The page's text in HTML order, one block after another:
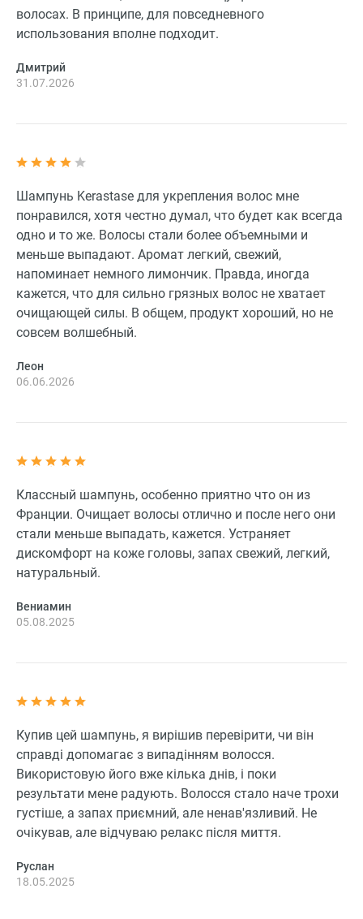
волосах. В принципе, для повседневного
использования вполне подходит.
Дмитрий
31.07.2026
Шампунь Kerastase для укрепления волос мне
понравился, хотя честно думал, что будет как всегда
одно и то же. Волосы стали более объемными и
меньше выпадают. Аромат легкий, свежий,
напоминает немного лимончик. Правда, иногда
кажется, что для сильно грязных волос не хватает
очищающей силы. В общем, продукт хороший, но не
совсем волшебный.
Леон
06.06.2026
Классный шампунь, особенно приятно что он из
Франции. Очищает волосы отлично и после него они
стали меньше выпадать, кажется. Устраняет
дискомфорт на коже головы, запах свежий, легкий,
натуральный.
Вениамин
05.08.2025
Купив цей шампунь, я вирішив перевірити, чи він
справді допомагає з випадінням волосся.
Використовую його вже кілька днів, і поки
результати мене радують. Волосся стало наче трохи
густіше, а запах приємний, але ненав'язливий. Не
очікував, але відчуваю релакс після миття.
Руслан
18.05.2025